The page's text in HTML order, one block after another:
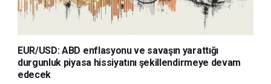
EUR/USD: ABD enflasyonu ve savaşın yarattığı
durgunluk piyasa hissiyatını şekillendirmeye devam
edecek